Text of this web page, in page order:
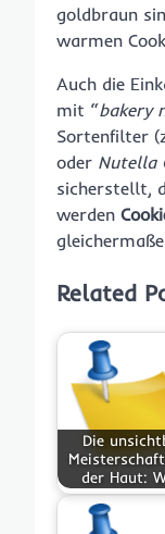
goldbraun
warmen
Auch die
mit “bakery
Sortenfilter
oder Nutella
sicherstellt,
werden
Related
Die
der Haut: